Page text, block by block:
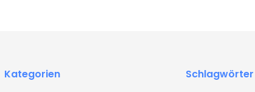
Kategorien Schlagwörter